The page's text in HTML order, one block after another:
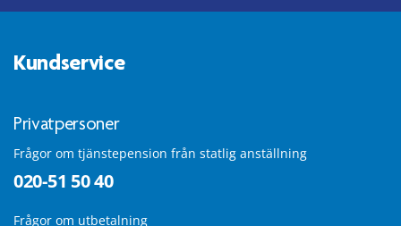
Kundservice
Privatpersoner
Frågor om tjänstepension från statlig anställning
020-51 50 40
Frågor om utbetalning